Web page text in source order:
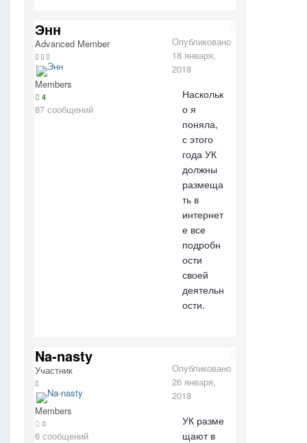
Энн
Advanced Member
Members
4
87 сообщений
Опубликовано
18 января,
2018
Наскольк
о я
поняла,
с этого
года УК
должны
размеща
ть в
интернет
е все
подробн
ости
своей
деятельн
ости.
Na-nasty
Участник
Members
0
6 сообщений
Опубликовано
26 января,
2018
УК разме
щают в